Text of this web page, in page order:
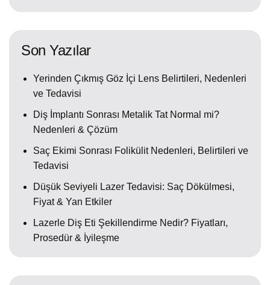
Son Yazılar
Yerinden Çıkmış Göz İçi Lens Belirtileri, Nedenleri
ve Tedavisi
Diş İmplantı Sonrası Metalik Tat Normal mi?
Nedenleri & Çözüm
Saç Ekimi Sonrası Folikülit Nedenleri, Belirtileri ve
Tedavisi
Düşük Seviyeli Lazer Tedavisi: Saç Dökülmesi,
Fiyat & Yan Etkiler
Lazerle Diş Eti Şekillendirme Nedir? Fiyatları,
Prosedür & İyileşme